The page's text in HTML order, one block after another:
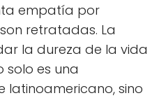
empatía por
retratadas. La
la dureza de la vida
solo es una
latinoamericano, sino